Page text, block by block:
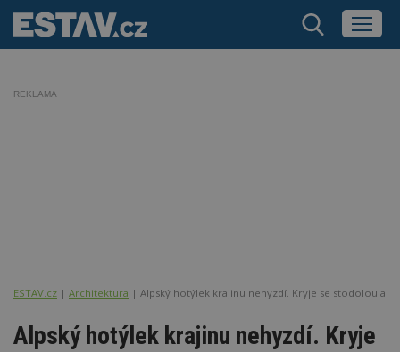
REKLAMA
ESTAV.cz Architektura Alpský hotýlek krajinu nehyzdí. Kryje se stodolou a
Alpský hotýlek krajinu nehyzdí. Kryje